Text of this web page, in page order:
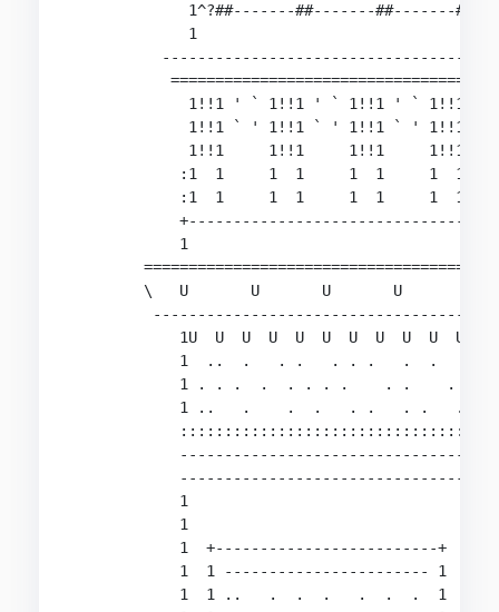
1^?##-------##-------##-------
1
1!!1 ' ` 1!!1 ' ` 1!!1 ' ` 1!!1 '
1!!1 ` ' 1!!1 ` ' 1!!1 ` ' 1!!1 `
1!!1     1!!1     1!!1     1!!1
:1  1     1  1     1  1     1  1
:1  1     1  1     1  1     1  1
1
\   U       U       U       U       U
1U  U  U  U  U  U  U  U  U  U  U
1  ..  .   . .   . . .   .  .   .
1 . . .  .  . . . .    . .    .  .
1 ..   .    .  .   . .   . .   . .
1                                1
1                                1
1  +-------------------------+   1
1  1 ----------------------- 1   1
1  1 ..   .  .  .   .  .  .  1   1